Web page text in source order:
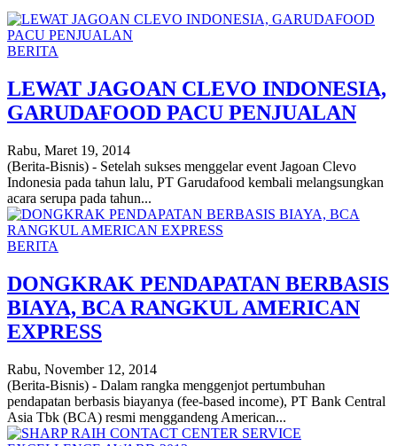
BERITA
LEWAT JAGOAN CLEVO INDONESIA,
GARUDAFOOD PACU PENJUALAN
Rabu, Maret 19, 2014
(Berita-Bisnis) - Setelah sukses menggelar event Jagoan Clevo
Indonesia pada tahun lalu, PT Garudafood kembali melangsungkan
acara serupa pada tahun...
BERITA
DONGKRAK PENDAPATAN BERBASIS
BIAYA, BCA RANGKUL AMERICAN
EXPRESS
Rabu, November 12, 2014
(Berita-Bisnis) - Dalam rangka menggenjot pertumbuhan
pendapatan berbasis biayanya (fee-based income), PT Bank Central
Asia Tbk (BCA) resmi menggandeng American...